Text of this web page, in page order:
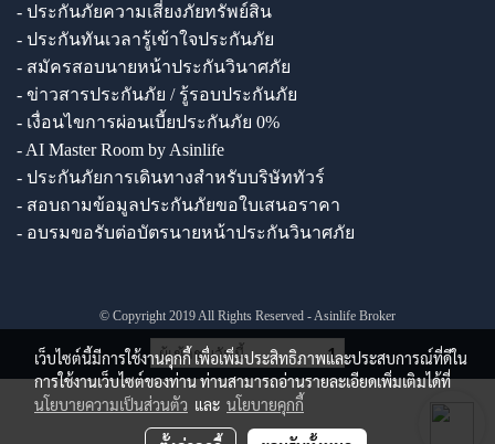
- ประกันภัยความเสี่ยงภัยทรัพย์สิน
- ประกันทันเวลารู้เข้าใจประกันภัย
- สมัครสอบนายหน้าประกันวินาศภัย
- ข่าวสารประกันภัย / รู้รอบประกันภัย
- เงื่อนไขการผ่อนเบี้ยประกันภัย 0%
- AI Master Room by Asinlife
- ประกันภัยการเดินทางสำหรับบริษัททัวร์
- สอบถามข้อมูลประกันภัยขอใบเสนอราคา
- อบรมขอรับต่อบัตรนายหน้าประกันวินาศภัย
© Copyright 2019 All Rights Reserved - Asinlife Broker
ผู้เข้าชมวันนี้ 1
เว็บไซต์นี้มีการใช้งานคุกกี้ เพื่อเพิ่มประสิทธิภาพและประสบการณ์ที่ดีใน
การใช้งานเว็บไซต์ของท่าน ท่านสามารถอ่านรายละเอียดเพิ่มเติมได้ที่
นโยบายความเป็นส่วนตัว และ นโยบายคุกกี้